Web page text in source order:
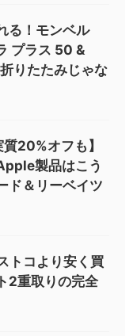
る！モンベル
プラス 50 &
りたたみじゃな
20%オフも】
製品はこう
ド＆リーベイツ
トコより安く買
2重取りの完全